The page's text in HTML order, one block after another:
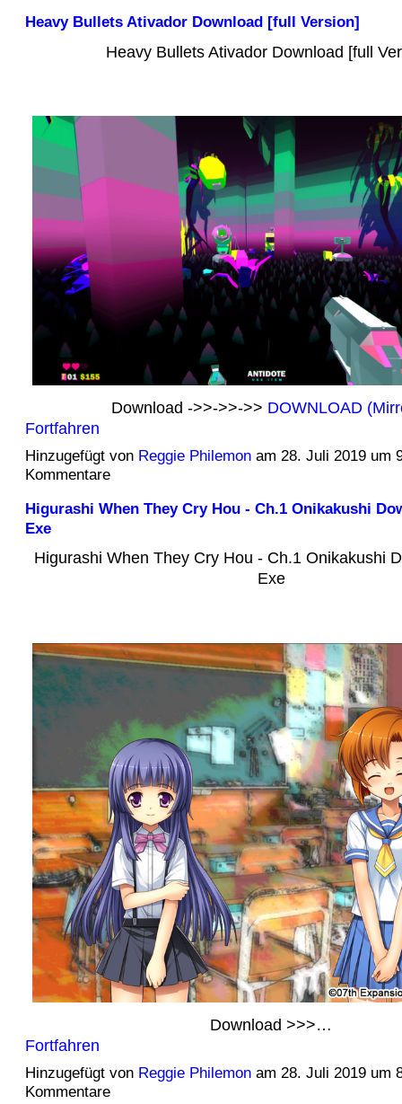
Heavy Bullets Ativador Download [full Version]
Heavy Bullets Ativador Download [full
Download ->>->>->> DOWNLOAD
Fortfahren
Hinzugefügt von Reggie Philemonam 28. Juli 2019 um
Kommentare
Higurashi When They Cry Hou - Ch.1 Onikakushi
Exe
Higurashi When They Cry Hou - Ch.1 Onikakushi
Exe
Download >>>…
Fortfahren
Hinzugefügt von Reggie Philemonam 28. Juli 2019 um
Kommentare